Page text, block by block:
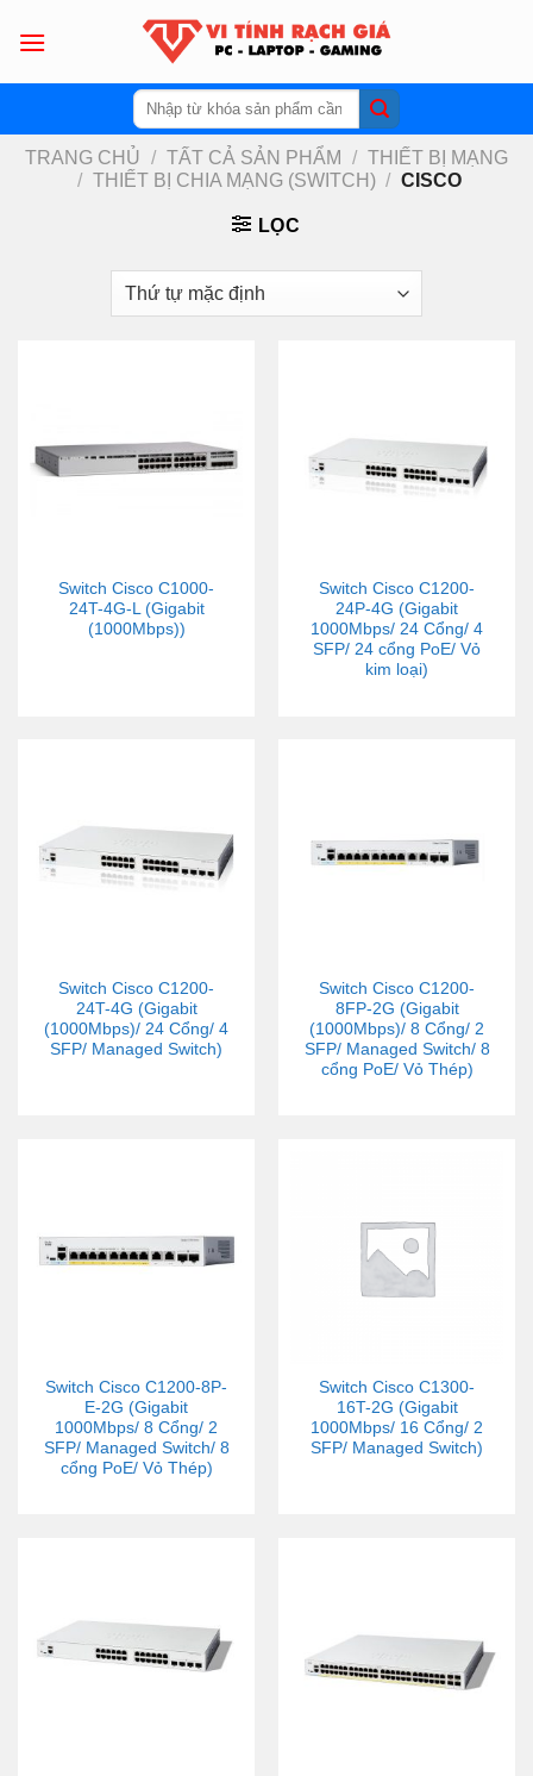
Tìm
kiếm:
TRANG CHỦ / TẤT CẢ SẢN PHẨM / THIẾT BỊ MẠNG
/ THIẾT BỊ CHIA MẠNG (SWITCH) / CISCO
LỌC
Switch Cisco C1000-
24T-4G-L (Gigabit
(1000Mbps))
Switch Cisco C1200-
24P-4G (Gigabit
1000Mbps/ 24 Cổng/ 4
SFP/ 24 cổng PoE/ Vỏ
kim loại)
Switch Cisco C1200-
24T-4G (Gigabit
(1000Mbps)/ 24 Cổng/ 4
SFP/ Managed Switch)
Switch Cisco C1200-
8FP-2G (Gigabit
(1000Mbps)/ 8 Cổng/ 2
SFP/ Managed Switch/ 8
cổng PoE/ Vỏ Thép)
Switch Cisco C1200-8P-
E-2G (Gigabit
1000Mbps/ 8 Cổng/ 2
SFP/ Managed Switch/ 8
cổng PoE/ Vỏ Thép)
Switch Cisco C1300-
16T-2G (Gigabit
1000Mbps/ 16 Cổng/ 2
SFP/ Managed Switch)